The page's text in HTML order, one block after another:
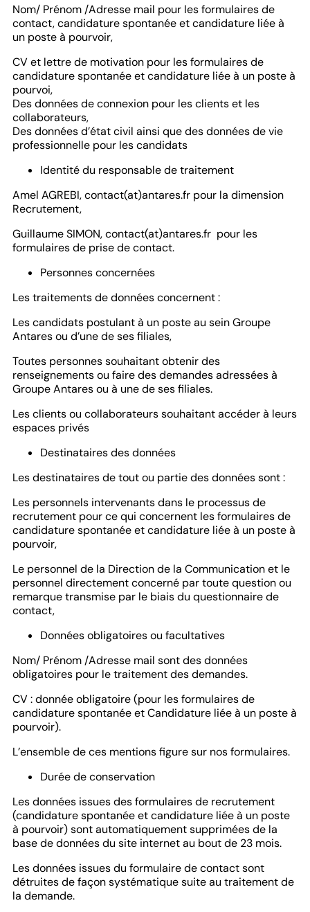
Nom/ Prénom /Adresse mail pour les formulaires de
contact, candidature spontanée et candidature liée à
un poste à pourvoir,
CV et lettre de motivation pour les formulaires de
candidature spontanée et candidature liée à un poste à
pourvoi,
Des données de connexion pour les clients et les
collaborateurs,
Des données d’état civil ainsi que des données de vie
professionnelle pour les candidats
Identité du responsable de traitement
Amel AGREBI, contact(at)antares.fr pour la dimension
Recrutement,
Guillaume SIMON, contact(at)antares.fr pour les
formulaires de prise de contact.
Personnes concernées
Les traitements de données concernent :
Les candidats postulant à un poste au sein Groupe
Antares ou d’une de ses filiales,
Toutes personnes souhaitant obtenir des
renseignements ou faire des demandes adressées à
Groupe Antares ou à une de ses filiales.
Les clients ou collaborateurs souhaitant accéder à leurs
espaces privés
Destinataires des données
Les destinataires de tout ou partie des données sont :
Les personnels intervenants dans le processus de
recrutement pour ce qui concernent les formulaires de
candidature spontanée et candidature liée à un poste à
pourvoir,
Le personnel de la Direction de la Communication et le
personnel directement concerné par toute question ou
remarque transmise par le biais du questionnaire de
contact,
Données obligatoires ou facultatives
Nom/ Prénom /Adresse mail sont des données
obligatoires pour le traitement des demandes.
CV : donnée obligatoire (pour les formulaires de
candidature spontanée et Candidature liée à un poste à
pourvoir).
L’ensemble de ces mentions figure sur nos formulaires.
Durée de conservation
Les données issues des formulaires de recrutement
(candidature spontanée et candidature liée à un poste
à pourvoir) sont automatiquement supprimées de la
base de données du site internet au bout de 23 mois.
Les données issues du formulaire de contact sont
détruites de façon systématique suite au traitement de
la demande.